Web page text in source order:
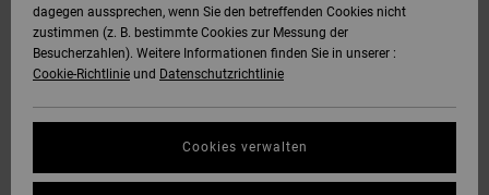
dagegen aussprechen, wenn Sie den betreffenden Cookies nicht
zustimmen (z. B. bestimmte Cookies zur Messung der
Besucherzahlen). Weitere Informationen finden Sie in unserer :
Cookie-Richtlinie und Datenschutzrichtlinie
Cookies verwalten